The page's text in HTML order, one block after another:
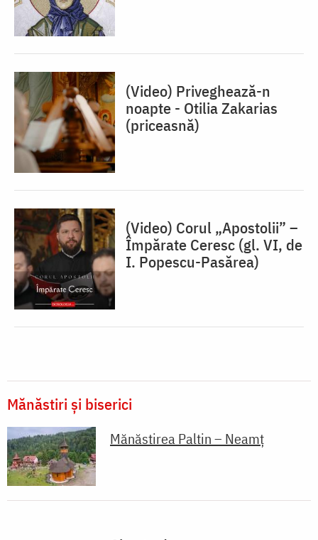
(Video) Priveghează-n
noapte - Otilia Zakarias
(priceasnă)
(Video) Corul „Apostolii” –
⁠Împărate Ceresc (gl. VI, de
I. Popescu-Pasărea)
Mănăstiri și biserici
Mănăstirea Paltin – Neamț